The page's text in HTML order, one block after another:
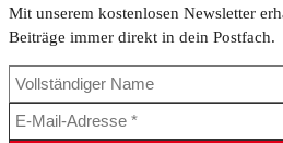
Mit unserem kostenlosen Newsletter
Beiträge immer direkt in dein Postfach.